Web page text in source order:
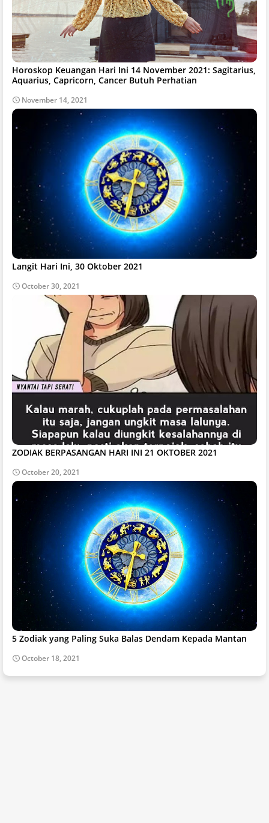
Horoskop Keuangan Hari Ini 14 November 2021: Sagitarius,
Aquarius, Capricorn, Cancer Butuh Perhatian
November 14, 2021
Langit Hari Ini, 30 Oktober 2021
October 30, 2021
ZODIAK BERPASANGAN HARI INI 21 OKTOBER 2021
October 20, 2021
5 Zodiak yang Paling Suka Balas Dendam Kepada Mantan
October 18, 2021